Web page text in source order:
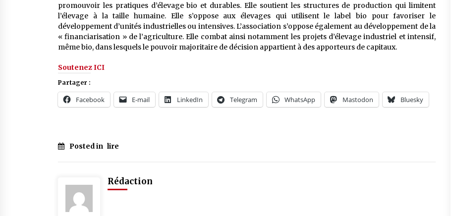
promouvoir les pratiques d’élevage bio et durables. Elle soutient les structures de production qui limitent
l’élevage à la taille humaine. Elle s’oppose aux élevages qui utilisent le label bio pour favoriser le
développement d’unités industrielles ou intensives. L’association s’oppose également au développement de la
« financiarisation » de l’agriculture. Elle combat ainsi notamment les projets d’élevage industriel et intensif,
même bio, dans lesquels le pouvoir majoritaire de décision appartient à des apporteurs de capitaux.
Soutenez ICI
Partager :
Facebook E-mail LinkedIn Telegram WhatsApp Mastodon Bluesky
Posted in lire
Rédaction